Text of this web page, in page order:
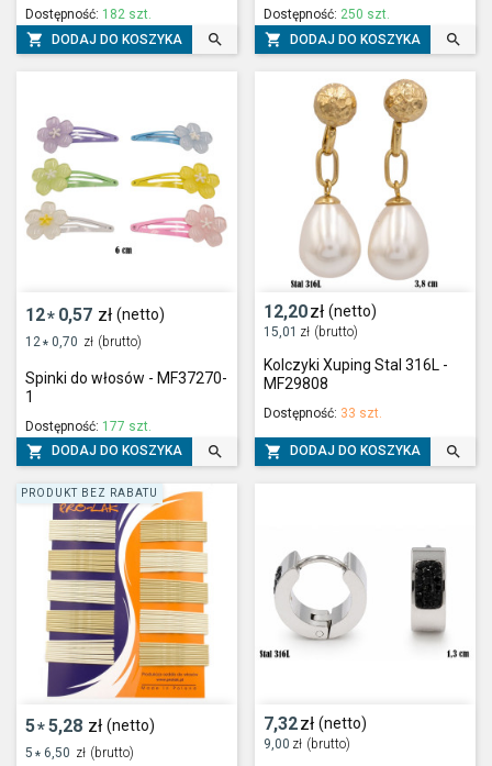
Dostępność: 182 szt.
 DODAJ DO KOSZYKA 
Dostępność: 250 szt.
 DODAJ DO KOSZYKA 
12* 0,57 zł (netto)
12 * 0,70 zł (brutto)
Spinki do włosów - MF37270-
1
Dostępność: 177 szt.
 DODAJ DO KOSZYKA 
12,20zł (netto)
15,01 zł (brutto)
Kolczyki Xuping Stal 316L -
MF29808
Dostępność: 33 szt.
 DODAJ DO KOSZYKA 
5*5,28 zł (netto)
5 * 6,50 zł (brutto)
PRODUKT BEZ RABATU
7,32zł (netto)
9,00 zł (brutto)